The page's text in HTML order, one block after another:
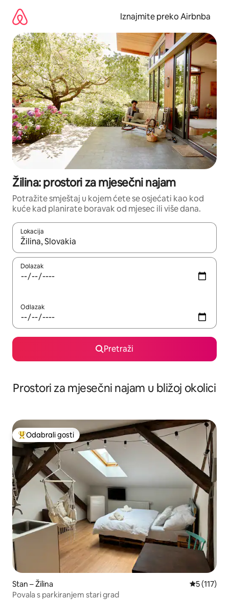
sadržaj
Iznajmite preko Airbnba
Žilina: prostori za mjesečni najam
Potražite smještaj u kojem ćete se osjećati kao kod
kuće kad planirate boravak od mjesec ili više dana.
Lokacija
Kada budu dostupni rezultati, moći ćete ih pregledati
Dolazak
Odlazak
Pretraži
Prostori za mjesečni najam u bližoj okolici
Među najviše rangiranima s oznakom „Odabrali gosti”
Odabrali gosti
Stan – Žilina Prosječna
5 (117)
Povala s parkiranjem stari grad